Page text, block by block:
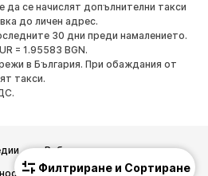
Филтриране и Сортиране
Видове спорт
Спортни чанти
да се начислят допълнителни такси
до личен адрес.
30 дни преди намалението.
= 1.95583 BGN.
в България. При обаждания от
такси.
Работни позиции
Общи търговски условия